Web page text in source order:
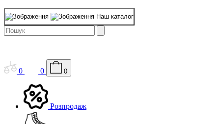
Наш каталог
0 0 0
Розпродаж